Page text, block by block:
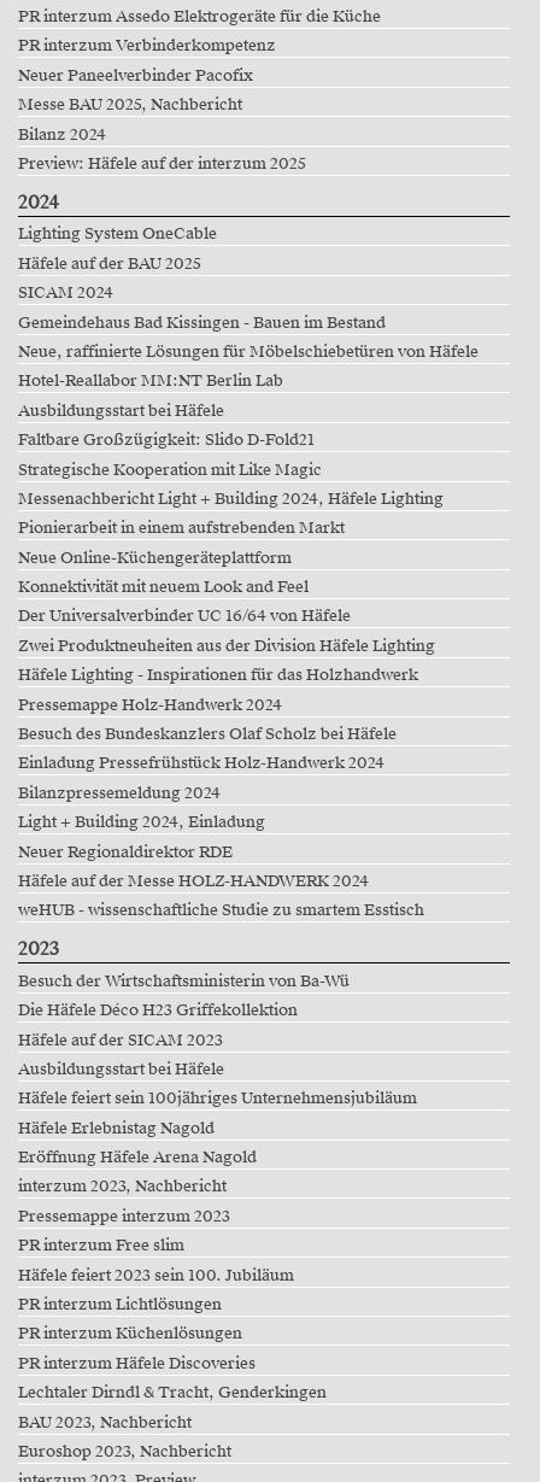
PR interzum Assedo Elektrogeräte für die Küche
PR interzum Verbinderkompetenz
Neuer Paneelverbinder Pacofix
Messe BAU 2025, Nachbericht
Bilanz 2024
Preview: Häfele auf der interzum 2025
2024
Lighting System OneCable
Häfele auf der BAU 2025
SICAM 2024
Gemeindehaus Bad Kissingen - Bauen im Bestand
Neue, raffinierte Lösungen für Möbelschiebetüren von Häfele
Hotel-Reallabor MM:NT Berlin Lab
Ausbildungsstart bei Häfele
Faltbare Großzügigkeit: Slido D-Fold21
Strategische Kooperation mit Like Magic
Messenachbericht Light + Building 2024, Häfele Lighting
Pionierarbeit in einem aufstrebenden Markt
Neue Online-Küchengeräteplattform
Konnektivität mit neuem Look and Feel
Der Universalverbinder UC 16/64 von Häfele
Zwei Produktneuheiten aus der Division Häfele Lighting
Häfele Lighting - Inspirationen für das Holzhandwerk
Pressemappe Holz-Handwerk 2024
Besuch des Bundeskanzlers Olaf Scholz bei Häfele
Einladung Pressefrühstück Holz-Handwerk 2024
Bilanzpressemeldung 2024
Light + Building 2024, Einladung
Neuer Regionaldirektor RDE
Häfele auf der Messe HOLZ-HANDWERK 2024
weHUB - wissenschaftliche Studie zu smartem Esstisch
2023
Besuch der Wirtschaftsministerin von Ba-Wü
Die Häfele Déco H23 Griffekollektion
Häfele auf der SICAM 2023
Ausbildungsstart bei Häfele
Häfele feiert sein 100jähriges Unternehmensjubiläum
Häfele Erlebnistag Nagold
Eröffnung Häfele Arena Nagold
interzum 2023, Nachbericht
Pressemappe interzum 2023
PR interzum Free slim
Häfele feiert 2023 sein 100. Jubiläum
PR interzum Lichtlösungen
PR interzum Küchenlösungen
PR interzum Häfele Discoveries
Lechtaler Dirndl & Tracht, Genderkingen
BAU 2023, Nachbericht
Euroshop 2023, Nachbericht